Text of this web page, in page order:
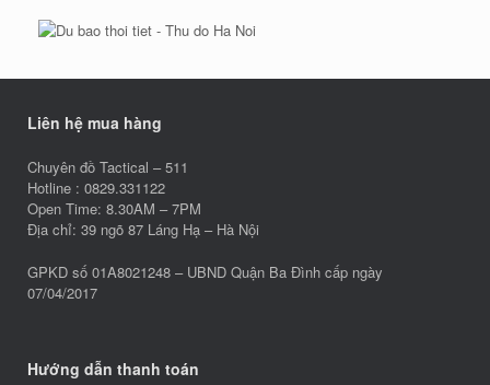
Liên hệ mua hàng
Chuyên đồ Tactical – 511
Hotline : 0829.331122
Open Time: 8.30AM – 7PM
Địa chỉ: 39 ngõ 87 Láng Hạ – Hà Nội
GPKD số 01A8021248 – UBND Quận Ba Đình cấp ngày
07/04/2017
Hướng dẫn thanh toán